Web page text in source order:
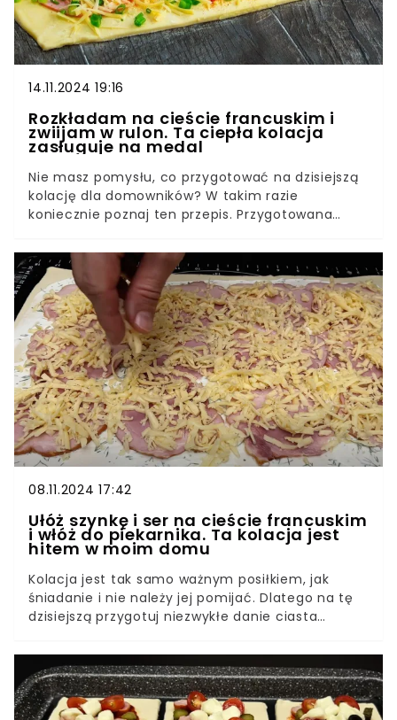
14.11.2024 19:16
Rozkładam na cieście francuskim i
zwiijam w rulon. Ta ciepła kolacja
zasługuje na medal
Nie masz pomysłu, co przygotować na dzisiejszą
kolację dla domowników? W takim razie
koniecznie poznaj ten przepis. Przygotowana
zachwyci każdego. Znakomite danie przyrządzisz
w kilkanaście minut i nikt nie odejdzie od stołu
głodny.
08.11.2024 17:42
Ułóż szynkę i ser na cieście francuskim
i włóż do piekarnika. Ta kolacja jest
hitem w moim domu
Kolacja jest tak samo ważnym posiłkiem, jak
śniadanie i nie należy jej pomijać. Dlatego na tę
dzisiejszą przygotuj niezwykłe danie ciasta
Wykonanie jest nieskomplikowane i niezbyt
czasochłonne, co sprawia, że to najlepsza opcja
na ostatni posiłek w ciągu dnia. Czytaj dalej, a
poznasz szczegóły.